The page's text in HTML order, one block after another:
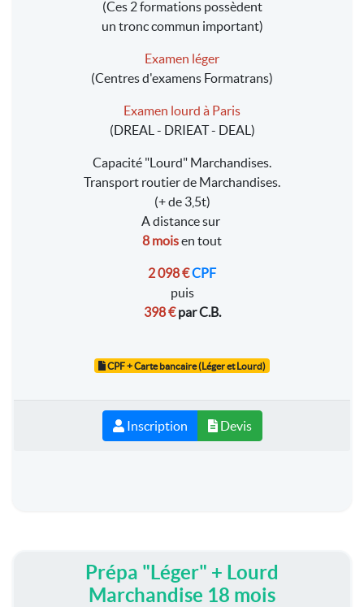
(Ces 2 formations possèdent
un tronc commun important)
Examen léger
(Centres d'examens Formatrans)
Examen lourd à Paris
(DREAL - DRIEAT - DEAL)
Capacité "Lourd" Marchandises.
Transport routier de Marchandises.
(+ de 3,5t)
A distance sur
8 moisen tout
2 098 €CPF
puis
398 € par C.B.
CPF + Carte bancaire (Léger et Lourd)
Inscription Devis
Prépa "Léger" + Lourd
Marchandise 18 mois